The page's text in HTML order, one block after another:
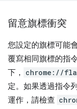
留意旗標衝突
您設定的旗標可能
覆寫相同旗標的指
下，
chrome://
定。如果透過指令
運作，請檢查